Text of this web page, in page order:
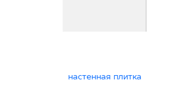
настенная плитка